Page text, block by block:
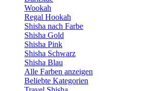
Wookah
Regal Hookah
Shisha nach Farbe
Shisha Gold
Shisha Pink
Shisha Schwarz
Shisha Blau
Alle Farben anzeigen
Beliebte Kategorien